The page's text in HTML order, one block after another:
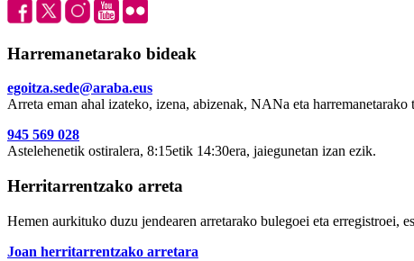
Harremanetarako bideak
egoitza.sede@araba.eus
Arreta eman ahal izateko, izena, abizenak, NANa eta harremanetarako
945 569 028
Astelehenetik ostiralera, 8:15etik 14:30era, jaiegunetan izan ezik.
Herritarrentzako arreta
Hemen aurkituko duzu jendearen arretarako bulegoei eta erregistroei,
Joan herritarrentzako arretara